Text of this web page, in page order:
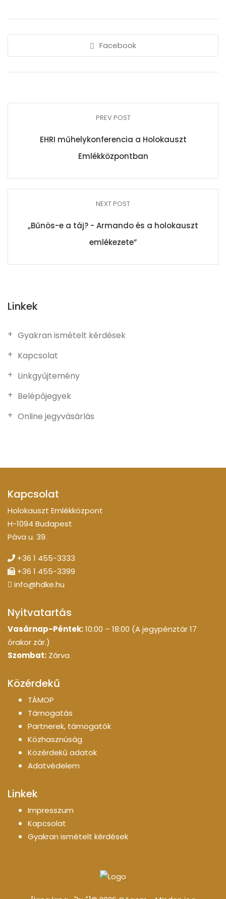
Facebook
PREV POST
EHRI műhelykonferencia a Holokauszt
Emlékközpontban
NEXT POST
„Bűnös-e a táj? - Armando és a holokauszt
emlékezete”
Linkek
Gyakran ismételt kérdések
Kapcsolat
Linkgyűjtemény
Belépőjegyek
Online jegyvásárlás
Kapcsolat
Holokauszt Emlékközpont
H-1094 Budapest
Páva u. 39.
+36 1 455-3333
+36 1 455-3399
info@hdke.hu
Nyitvatartás
Vasárnap-Péntek:10:00 – 18:00 (A jegypénztár 17
órakor zár.)
Szombat: Zárva
Közérdekű
TÁMOP
Támogatás
Partnerek, támogatók
Közhasznúság
Közérdekű adatok
Adatvédelem
Linkek
Impresszum
Kapcsolat
Gyakran ismételt kérdések